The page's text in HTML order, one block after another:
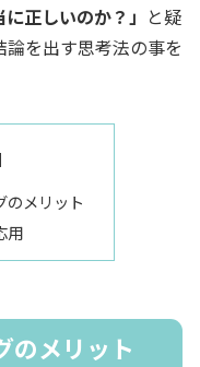
正しいのか？」 と疑
を出す思考法の事を
のメリット
用
のメリット